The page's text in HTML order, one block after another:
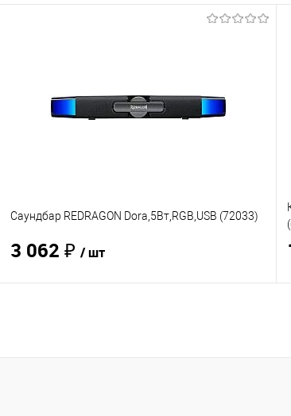
В избранное
В наличии - 5 шт.
Саундбар REDRAGON Dora,5Вт,RGB,USB (72033)
3 062 ₽ / шт
Купить в 1 клик
Сравнение